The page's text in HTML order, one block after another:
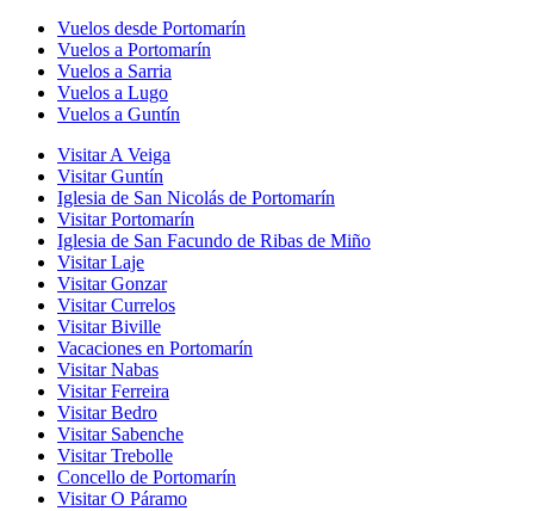
Vuelos desde Portomarín
Vuelos a Portomarín
Vuelos a Sarria
Vuelos a Lugo
Vuelos a Guntín
Visitar A Veiga
Visitar Guntín
Iglesia de San Nicolás de Portomarín
Visitar Portomarín
Iglesia de San Facundo de Ribas de Miño
Visitar Laje
Visitar Gonzar
Visitar Currelos
Visitar Biville
Vacaciones en Portomarín
Visitar Nabas
Visitar Ferreira
Visitar Bedro
Visitar Sabenche
Visitar Trebolle
Concello de Portomarín
Visitar O Páramo